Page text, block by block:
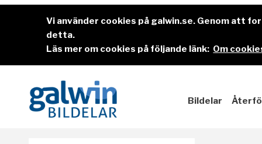
Vi använder cookies på galwin.se. Genom att
detta.
Läs mer om cookies på följande länk: Om
Bildelar